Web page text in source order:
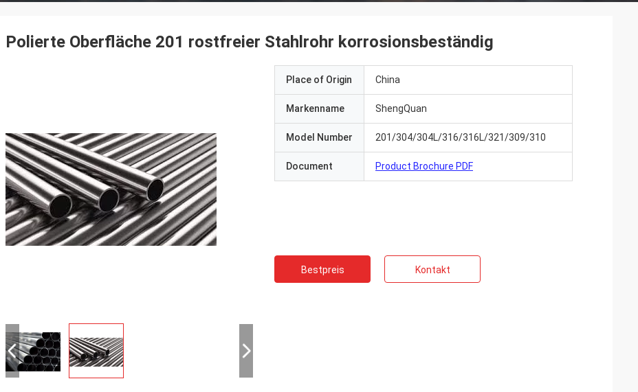
Polierte Oberfläche 201 rostfreier Stahlrohr korrosionsbeständig
Place of Origin China
Markenname ShengQuan
Model Number 201/304/304L/316/316L/321/309/310
Document Product Brochure PDF
Bestpreis Kontakt